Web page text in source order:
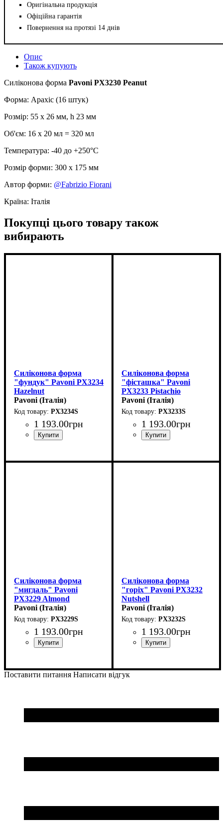
Оригінальна продукція
Офіційна гарантія
Повернення на протязі 14 днів
Опис
Також купують
Силіконова форма Pavoni PX3230 Peanut
Форма: Арахіс (16 штук)
Розмір: 55 x 26 мм, h 23 мм
Об'єм: 16 х 20 мл = 320 мл
Температура: -40 до +250°С
Розмір форми: 300 x 175 мм
Автор форми: @Fabrizio Fiorani
Країна: Італія
Покупці цього товару також
вибирають
Силіконова форма
"фундук" Pavoni PX3234
Hazelnut
(40x34мм,h30мм,20мл)
Pavoni (Італія)
PX3234S
1 193.00грн
Силіконова форма
"фісташка" Pavoni
PX3233 Pistachio
(45x30мм,h25мм,20мл)
Pavoni (Італія)
PX3233S
1 193.00грн
Силіконова форма
"мигдаль" Pavoni
PX3229 Almond
(46х32мм,h23мм,20мл)
Pavoni (Італія)
PX3229S
1 193.00грн
Силіконова форма
"горіх" Pavoni PX3232
Nutshell
(44x33мм,h27мм,20мл)
Pavoni (Італія)
PX3232S
1 193.00грн
Поставити питання Написати відгук